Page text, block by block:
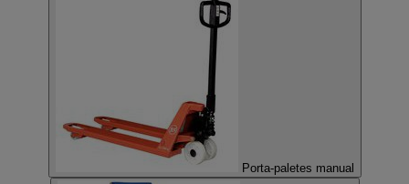
Porta-paletes manual